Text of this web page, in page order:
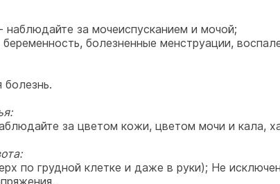
за мочеиспусканием и мочой;
болезненные менструации,
за цветом кожи, цветом мочи и кала,
по грудной клетке и даже в руки); Не